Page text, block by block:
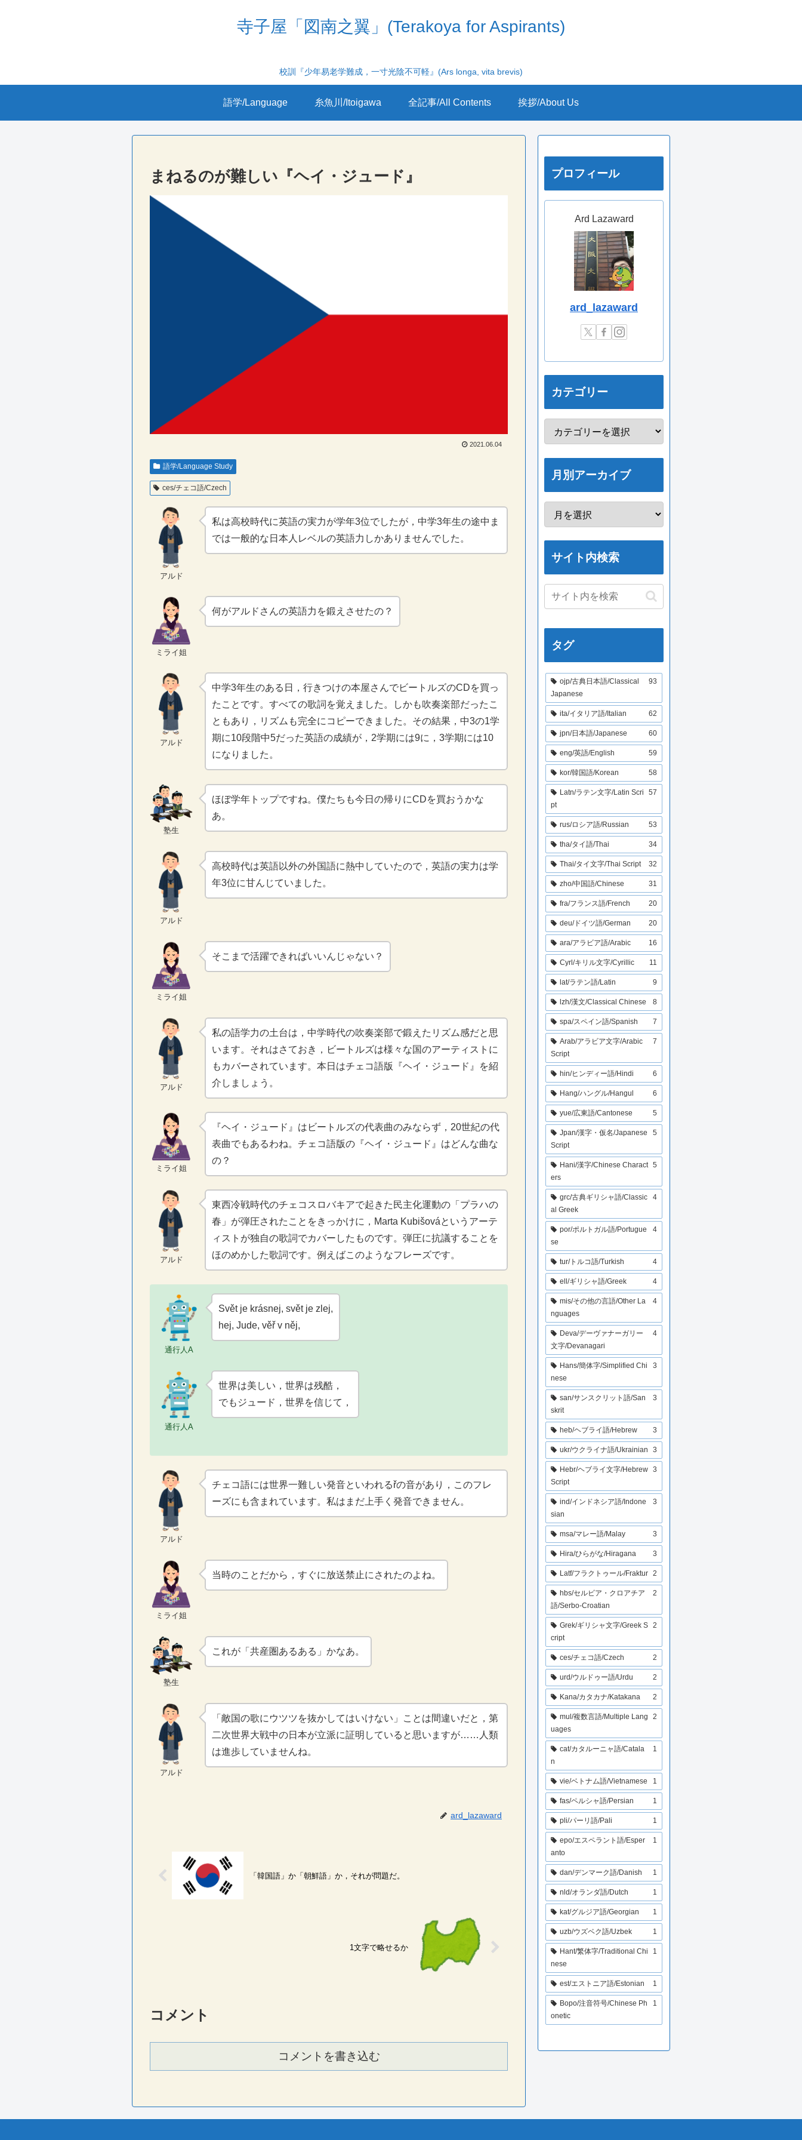
寺子屋「図南之翼」(Terakoya for Aspirants)
校訓『少年易老学難成，一寸光陰不可軽』(Ars longa, vita brevis)
語学/Language 糸魚川/Itoigawa 全記事/All Contents 挨拶/About Us
まねるのが難しい『ヘイ・ジュード』
2021.06.04
語学/Language Study
ces/チェコ語/Czech
アルド
私は高校時代に英語の実力が学年3位でしたが，中学3年生の途中ま
では一般的な日本人レベルの英語力しかありませんでした。
ミライ姐
何がアルドさんの英語力を鍛えさせたの？
アルド
中学3年生のある日，行きつけの本屋さんでビートルズのCDを買っ
たことです。すべての歌詞を覚えました。しかも吹奏楽部だったこ
ともあり，リズムも完全にコピーできました。その結果，中3の1学
期に10段階中5だった英語の成績が，2学期には9に，3学期には10
になりました。
塾生
ほぼ学年トップですね。僕たちも今日の帰りにCDを買おうかな
あ。
アルド
高校時代は英語以外の外国語に熱中していたので，英語の実力は学
年3位に甘んじていました。
ミライ姐
そこまで活躍できればいいんじゃない？
アルド
私の語学力の土台は，中学時代の吹奏楽部で鍛えたリズム感だと思
います。それはさておき，ビートルズは様々な国のアーティストに
もカバーされています。本日はチェコ語版『ヘイ・ジュード』を紹
介しましょう。
ミライ姐
『ヘイ・ジュード』はビートルズの代表曲のみならず，20世紀の代
表曲でもあるわね。チェコ語版の『ヘイ・ジュード』はどんな曲な
の？
アルド
東西冷戦時代のチェコスロバキアで起きた民主化運動の「プラハの
春」が弾圧されたことをきっかけに，Marta Kubišováというアーテ
ィストが独自の歌詞でカバーしたものです。弾圧に抗議することを
ほのめかした歌詞です。例えばこのようなフレーズです。
通行人A
Svět je krásnej, svět je zlej,
hej, Jude, věř v něj,
通行人A
世界は美しい，世界は残酷，
でもジュード，世界を信じて，
アルド
チェコ語には世界一難しい発音といわれるřの音があり，このフレ
ーズにも含まれています。私はまだ上手く発音できません。
ミライ姐
当時のことだから，すぐに放送禁止にされたのよね。
塾生
これが「共産圏あるある」かなあ。
アルド
「敵国の歌にウツツを抜かしてはいけない」ことは間違いだと，第
二次世界大戦中の日本が立派に証明していると思いますが……人類
は進歩していませんね。
ard_lazaward
「韓国語」か「朝鮮語」か，それが問題だ。
1文字で略せるか
コメント
コメントを書き込む
プロフィール
Ard Lazaward
ard_lazaward
カテゴリー
月別アーカイブ
サイト内検索
タグ
ojp/古典日本語/Classical
Japanese
93
ita/イタリア語/Italian 62
jpn/日本語/Japanese 60
eng/英語/English 59
kor/韓国語/Korean 58
Latn/ラテン文字/Latin Scri
pt
57
rus/ロシア語/Russian 53
tha/タイ語/Thai 34
Thai/タイ文字/Thai Script 32
zho/中国語/Chinese 31
fra/フランス語/French 20
deu/ドイツ語/German 20
ara/アラビア語/Arabic 16
Cyrl/キリル文字/Cyrillic 11
lat/ラテン語/Latin 9
lzh/漢文/Classical Chinese 8
spa/スペイン語/Spanish 7
Arab/アラビア文字/Arabic
Script
7
hin/ヒンディー語/Hindi 6
Hang/ハングル/Hangul 6
yue/広東語/Cantonese 5
Jpan/漢字・仮名/Japanese
Script
5
Hani/漢字/Chinese Charact
ers
5
grc/古典ギリシャ語/Classic
al Greek
4
por/ポルトガル語/Portugue
se
4
tur/トルコ語/Turkish 4
ell/ギリシャ語/Greek 4
mis/その他の言語/Other La
nguages
4
Deva/デーヴァナーガリー
文字/Devanagari
4
Hans/簡体字/Simplified Chi
nese
3
san/サンスクリット語/San
skrit
3
heb/ヘブライ語/Hebrew 3
ukr/ウクライナ語/Ukrainian 3
Hebr/ヘブライ文字/Hebrew
Script
3
ind/インドネシア語/Indone
sian
3
msa/マレー語/Malay 3
Hira/ひらがな/Hiragana 3
Latf/フラクトゥール/Fraktur 2
hbs/セルビア・クロアチア
語/Serbo-Croatian
2
Grek/ギリシャ文字/Greek S
cript
2
ces/チェコ語/Czech 2
urd/ウルドゥー語/Urdu 2
Kana/カタカナ/Katakana 2
mul/複数言語/Multiple Lang
uages
2
cat/カタルーニャ語/Catala
n
1
vie/ベトナム語/Vietnamese 1
fas/ペルシャ語/Persian 1
pli/パーリ語/Pali 1
epo/エスペラント語/Esper
anto
1
dan/デンマーク語/Danish 1
nld/オランダ語/Dutch 1
kat/グルジア語/Georgian 1
uzb/ウズベク語/Uzbek 1
Hant/繁体字/Traditional Chi
nese
1
est/エストニア語/Estonian 1
Bopo/注音符号/Chinese Ph
onetic
1